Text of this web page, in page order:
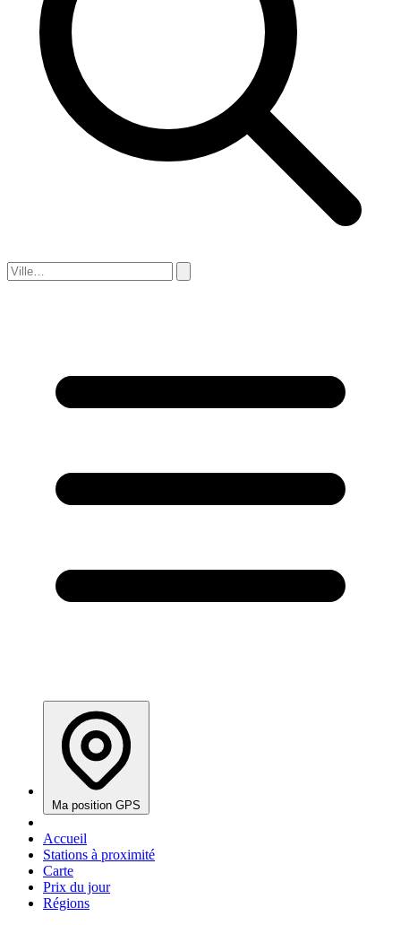
Ma position GPS
Accueil
Stations à proximité
Carte
Prix du jour
Régions